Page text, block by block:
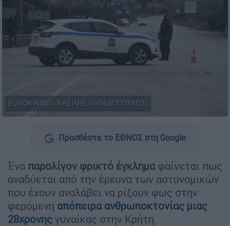
(EUROKINISSI /ΒΑΣΙΛΗΣ ΠΑΠΑΔΟΠΟΥΛΟΣ)
Προσθέστε το ΕΘΝΟΣ στη Google
Ένα παρολίγον φρικτό έγκλημαφαίνεται πως
αναδύεται από την έρευνα των αστυνομικών
που έχουν αναλάβει να ρίξουν φως στην
φερόμενη απόπειρα ανθρωποκτονίας μιας
28χρονης γυναίκας στην Κρήτη.